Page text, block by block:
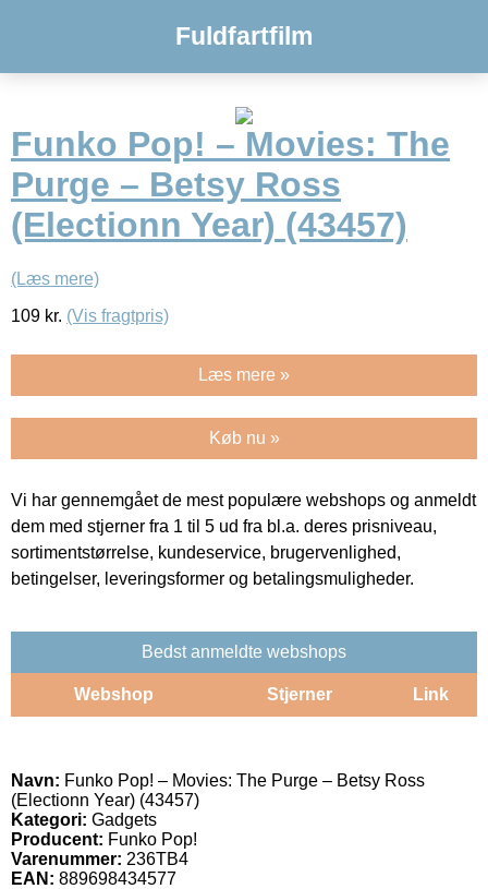
Fuldfartfilm
Funko Pop! – Movies: The
Purge – Betsy Ross
(Electionn Year) (43457)
(Læs mere)
109 kr. (Vis fragtpris)
Læs mere »
Køb nu »
Vi har gennemgået de mest populære webshops og anmeldt
dem med stjerner fra 1 til 5 ud fra bl.a. deres prisniveau,
sortimentstørrelse, kundeservice, brugervenlighed,
betingelser, leveringsformer og betalingsmuligheder.
Bedst anmeldte webshops
Webshop Stjerner Link
Navn: Funko Pop! – Movies: The Purge – Betsy Ross
(Electionn Year) (43457)
Kategori: Gadgets
Producent: Funko Pop!
Varenummer: 236TB4
EAN: 889698434577